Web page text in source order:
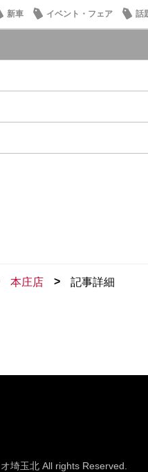
新車 イベント・フェア 話
本庄店 > 記事詳細
埼玉北 All rights Reserved.